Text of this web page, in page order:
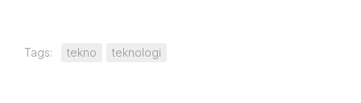
Tags: tekno teknologi